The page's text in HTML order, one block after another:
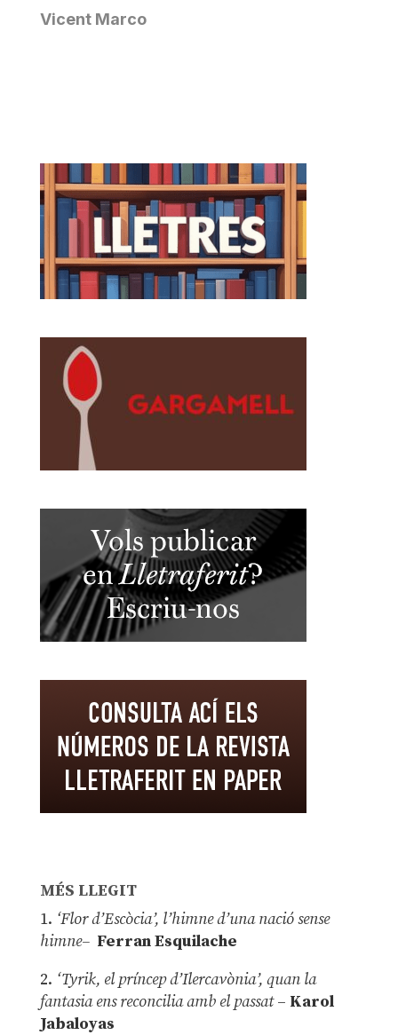
Vicent Marco
MÉS LLEGIT
1. ‘Flor d’Escòcia’, l’himne d’una nació sense
himne– Ferran Esquilache
2. ‘Tyrik, el príncep d’Ilercavònia’, quan la
fantasia ens reconcilia amb el passat– Karol
Jabaloyas